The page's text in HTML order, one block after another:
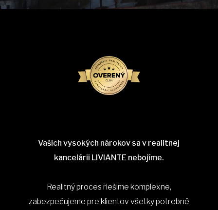
Vašich vysokých nárokov sa v realitnej
kancelárii LIVIANTE nebojíme.
Realitný proces riešime komplexne,
zabezpečujeme pre klientov všetky potrebné